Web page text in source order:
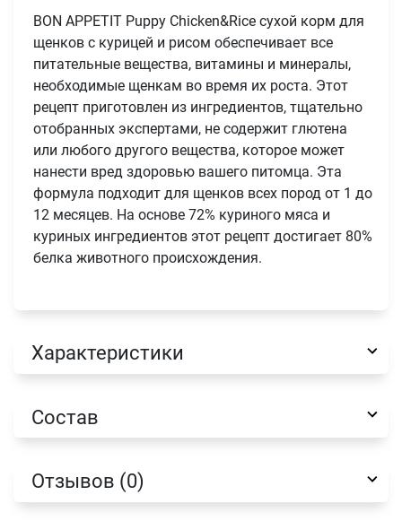
BON APPETIT Puppy Chicken&Rice сухой корм для
щенков с курицей и рисом обеспечивает все
питательные вещества, витамины и минералы,
необходимые щенкам во время их роста. Этот
рецепт приготовлен из ингредиентов, тщательно
отобранных экспертами, не содержит глютена
или любого другого вещества, которое может
нанести вред здоровью вашего питомца. Эта
формула подходит для щенков всех пород от 1 до
12 месяцев. На основе 72% куриного мяса и
куриных ингредиентов этот рецепт достигает 80%
белка животного происхождения.
Характеристики
Состав
Отзывов (0)